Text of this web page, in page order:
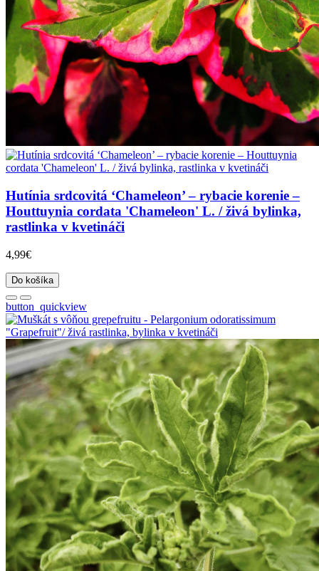
Hutínia srdcovitá ‘Chameleon’ – rybacie korenie –
Houttuynia cordata 'Chameleon' L. / živá bylinka,
rastlinka v kvetináči
4,99€
Do košíka
button_quickview